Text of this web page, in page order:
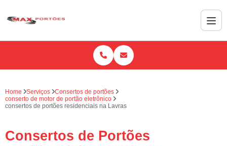
Home Serviços
Consertos de portões
conserto de motor de portão eletrônico
consertos de portões residenciais na Lavras
Consertos de Portões